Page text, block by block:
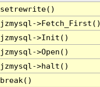
setrewrite()
jzmysql-
jzmysql->Init()
jzmysql->Open()
jzmysql->halt()
break()